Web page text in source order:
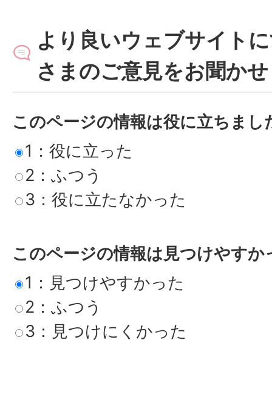
より良いウェブサイト
さまのご意見をお聞か
このページの情報は役に立ちまし
1：役に立った
2：ふつう
3：役に立たなかった
このページの情報は見つけやすか
1：見つけやすかった
2：ふつう
3：見つけにくかった